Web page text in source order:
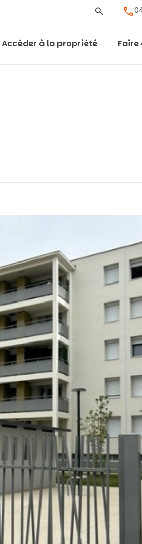
Rechercher
Accéder à la propriété